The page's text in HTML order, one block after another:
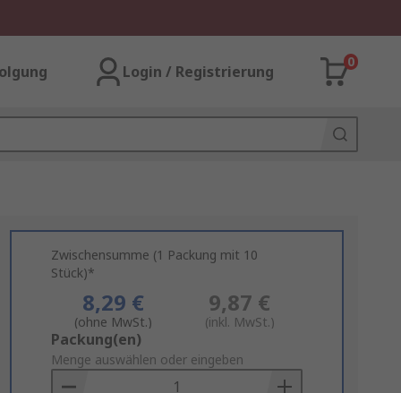
Login / Registrierung
0
Zwischensumme (1 Packung mit 10
Stück)*
8,29 €
(ohne MwSt.)
9,87 €
(inkl. MwSt.)
Add
to
Basket
Packung(en)
Menge auswählen oder eingeben